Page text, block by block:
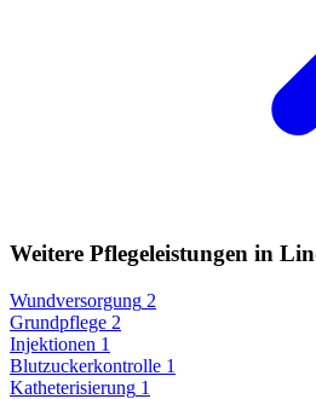
Weitere Pflegeleistungen in
Wundversorgung 2
Grundpflege 2
Injektionen 1
Blutzuckerkontrolle 1
Katheterisierung 1